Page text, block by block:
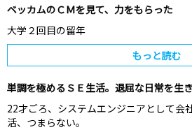
ベッカムのＣＭを見て、力をもらった
大学２回目の留年
もっと読む
単調を極めるＳＥ生活。退屈な日常を生
22才ごろ、システムエンジニアとして会
活、つまらない。